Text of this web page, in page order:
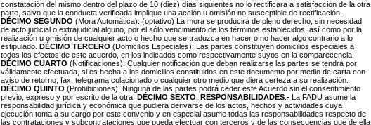
constatación del mismo dentro del plazo de 10 (diez) días siguientes no lo rectificara a satisfacción de la otra
parte, salvo que la conducta verificada implique una acción u omisión no susceptible de rectificación.
DÉCIMO SEGUNDO (Mora Automática): (optativo) La mora se producirá de pleno derecho, sin necesidad
de acto judicial o extrajudicial alguno, por el sólo vencimiento de los términos establecidos, así como por la
realización u omisión de cualquier acto o hecho que se traduzca en hacer o no hacer algo contrario a lo
estipulado. DÉCIMO TERCERO (Domicilios Especiales): Las partes constituyen domicilios especiales a
todos los efectos de este acuerdo, en los indicados como respectivamente suyos en la comparecencia.
DÉCIMO CUARTO (Notificaciones): Cualquier notificación que deban realizarse las partes se tendrá por
válidamente efectuada, si es hecha a los domicilios constituidos en este documento por medio de carta con
aviso de retorno, fax, telegrama colacionado o cualquier otro medio que diera certeza a su realización.
DÉCIMO QUINTO (Prohibiciones): Ninguna de las partes podrá ceder este Acuerdo sin el consentimiento
previo, expreso y por escrito de la otra. DÉCIMO SEXTO RESPONSABILIDADES .- La FADU asume la
responsabilidad jurídica y económica que pudiera derivarse de los actos, hechos y actividades cuya
ejecución toma a su cargo por este convenio y en especial asume todas las responsabilidades respecto de
las contrataciones y subcontrataciones que pueda efectuar con terceros y de las consecuencias que de ella